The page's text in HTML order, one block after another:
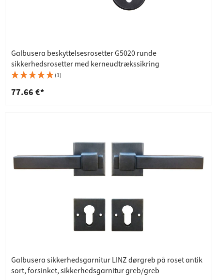
Galbusera beskyttelsesrosetter G5020 runde
sikkerhedsrosetter med kerneudtrækssikring
(1)
77.66 €*
Galbusera sikkerhedsgarnitur LINZ dørgreb på roset antik
sort, forsinket, sikkerhedsgarnitur greb/greb